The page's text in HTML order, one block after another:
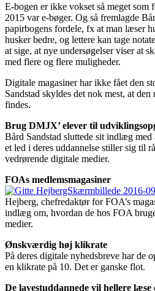
E-bogen er ikke vokset så meget som
2015 var e-bøger. Og så fremlagde
papirbogens fordele, fx at man læser
husker bedre, og lettere kan tage
at sige, at nye undersøgelser viser at
med flere og flere muligheder.
Digitale magasiner har ikke fået den
Sandstad skyldes det nok mest, at
findes.
Brug DMJX’ elever til
Bård Sandstad sluttede sit indlæg
et led i deres uddannelse stiller sig til
vedrørende digitale medier.
FOAs medlemsmagasiner
Hejberg, chefredaktør for FOA’s
indlæg om, hvordan de hos FOA
medier.
Ønskværdig høj klikrate
På deres digitale nyhedsbreve har de
en klikrate på 10. Det er ganske flot.
De lavestuddannede vil hellere